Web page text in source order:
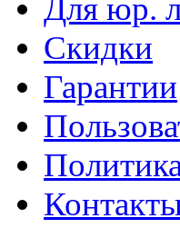
Для юр.
Скидки
Гарантии